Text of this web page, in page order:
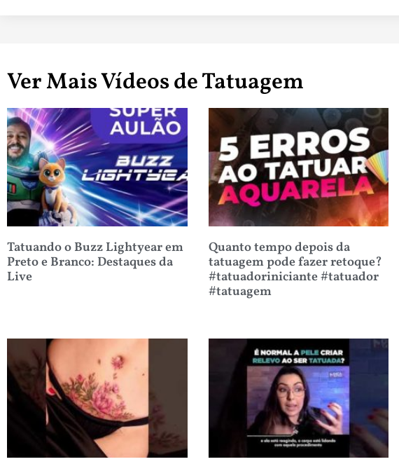
Ver Mais Vídeos de Tatuagem
Tatuando o Buzz Lightyear em
Preto e Branco: Destaques da
Live
Quanto tempo depois da
tatuagem pode fazer retoque?
#tatuadoriniciante #tatuador
#tatuagem